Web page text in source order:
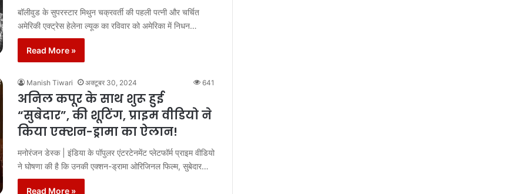
बॉलीवुड के सुपरस्टार मिथुन चक्रवर्ती की पहली पत्नी और चर्चित
अमेरिकी एक्ट्रेस हेलेना ल्यूक का रविवार को अमेरिका में निधन…
Read More »
Manish Tiwari अक्टूबर 30, 2024 641
अनिल कपूर के साथ शुरू हुई
“सुबेदार”, की शूटिंग, प्राइम वीडियो ने
किया एक्शन-ड्रामा का ऐलान!
मनोरंजन डेस्क | इंडिया के पॉपुलर एंटरटेनमेंट प्लेटफॉर्म प्राइम वीडियो
ने घोषणा की है कि उनकी एक्शन-ड्रामा ओरिजिनल फिल्म, सुबेदार…
Read More »